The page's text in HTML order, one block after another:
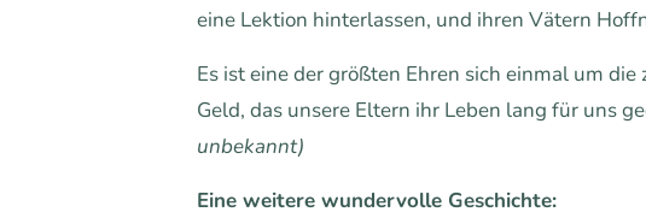
eine Lektion hinterlassen, und ihren Vätern
Es ist eine der größten Ehren sich einmal um
Geld, das unsere Eltern ihr Leben lang für uns
unbekannt)
Eine weitere wundervolle Geschichte: